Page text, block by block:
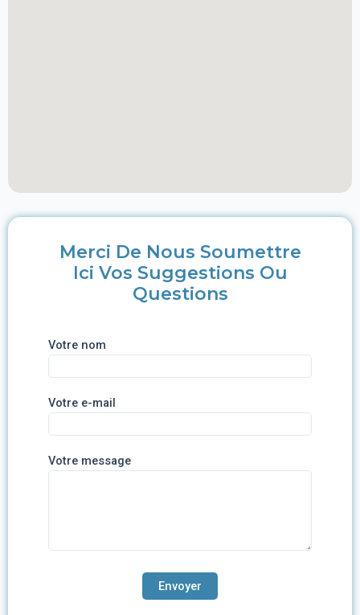
Merci De Nous Soumettre
Ici Vos Suggestions Ou
Questions
Votre nom
Votre e-mail
Votre message